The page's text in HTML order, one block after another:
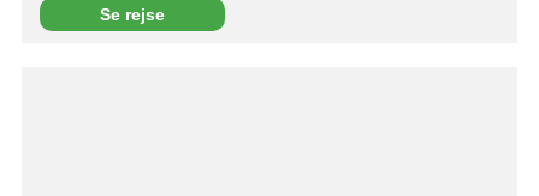
Se rejse